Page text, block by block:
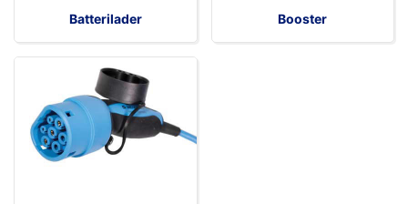
Batterilader Booster